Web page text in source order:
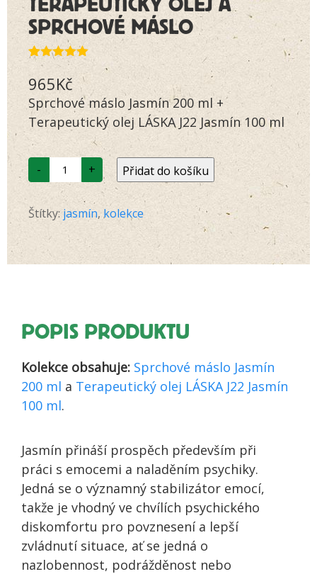
TERAPEUTICKÝ OLEJ A
SPRCHOVÉ MÁSLO
Hodnoceno
4.90z 5 na
základě
hodnocení
zákazníků
965Kč
Sprchové máslo Jasmín 200 ml +
Terapeutický olej LÁSKA J22 Jasmín 100 ml
- Jasmín
zvýhodněná
kolekce
-
olej
máslo
množství
+ Přidat do košíku
Štítky: jasmín,kolekce
POPIS PRODUKTU
Kolekce obsahuje: Sprchové máslo Jasmín
200 ml a Terapeutický olej LÁSKA J22 Jasmín
100 ml.
Jasmín přináší prospěch především při
práci s emocemi a naladěním psychiky.
Jedná se o významný stabilizátor emocí,
takže je vhodný ve chvílích psychického
diskomfortu pro povznesení a lepší
zvládnutí situace, ať se jedná o
nazlobennost, podrážděnost nebo